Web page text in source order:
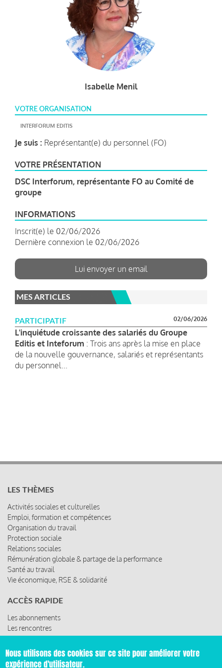
Isabelle Menil
VOTRE ORGANISATION
INTERFORUM EDITIS
Je suis : Représentant(e) du personnel (FO)
VOTRE PRÉSENTATION
DSC Interforum, représentante FO au Comité de
groupe
INFORMATIONS
Inscrit(e) le 02/06/2026
Dernière connexion le 02/06/2026
Lui envoyer un email
MES ARTICLES
PARTICIPATIF 02/06/2026
L'inquiétude croissante des salariés du Groupe
Editis et Inteforum : Trois ans après la mise en place
de la nouvelle gouvernance, salariés et représentants
du personnel...
LES THÈMES
Activités sociales et culturelles
Emploi, formation et compétences
Organisation du travail
Protection sociale
Relations sociales
Rémunération globale & partage de la performance
Santé au travail
Vie économique, RSE & solidarité
ACCÈS RAPIDE
Les abonnements
Les rencontres
Les ressources
Nous utilisons des cookies sur ce site pour améliorer votre
expérience d'utilisateur.